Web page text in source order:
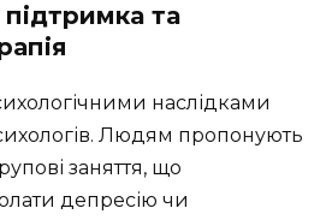
та
наслідками
Людям пропонують
заняття, що
депресію чи